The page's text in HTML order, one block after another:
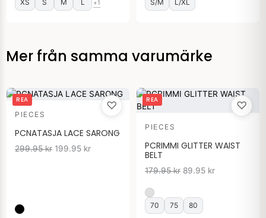
XS S M L +1 S/M L/XL
Mer från samma varumärke
♡
REA
PIECES
PCNATASJA LACE SARONG
299.95kr
Det
var:
199.95 kr
Det
nuvarande
priset
är:
♡
REA
PIECES
PCRIMMI GLITTER WAIST
BELT
179.95kr
Det
179.95 kr.
89.95 kr
Det
nuvarande
89.95 kr.
70 75 80